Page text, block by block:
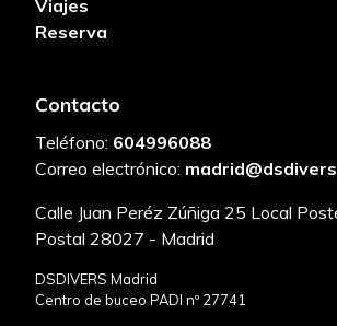
Viajes
Reserva
Contacto
Teléfono: 604996088
Correo electrónico:
Calle Juan Peréz Zúñiga 25 Local
Postal 28027 - Madrid
DSDIVERS Madrid
Centro de buceo PADI nº 27741